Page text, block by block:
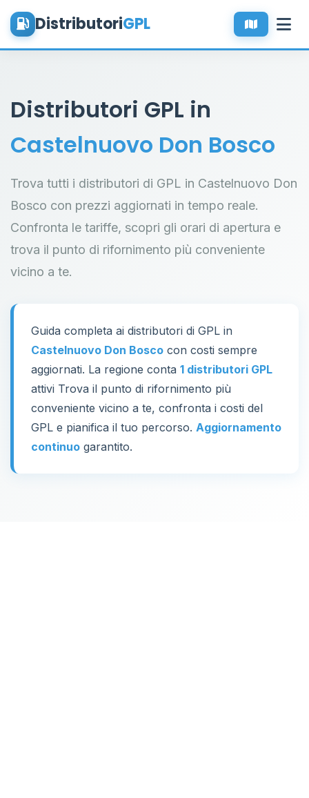
DistributoriGPL
Distributori GPL in
Castelnuovo Don Bosco
Trova tutti i distributori di GPL in Castelnuovo Don
Bosco con prezzi aggiornati in tempo reale.
Confronta le tariffe, scopri gli orari di apertura e
trova il punto di rifornimento più conveniente
vicino a te.
Guida completa ai distributori di GPL in
Castelnuovo Don Bosco con costi sempre
aggiornati. La regione conta 1 distributori GPL
attivi Trova il punto di rifornimento più
conveniente vicino a te, confronta i costi del
GPL e pianifica il tuo percorso. Aggiornamento
continuo garantito.